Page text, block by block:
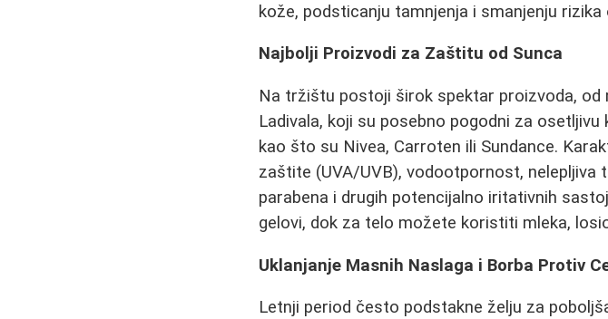
kože, podsticanju tamnjenja i smanjenju rizika
Najbolji Proizvodi za Zaštitu od Sunca
Na tržištu postoji širok spektar proizvoda, od
Ladivala, koji su posebno pogodni za
kao što su Nivea, Carroten ili Sundance.
zaštite (UVA/UVB), vodootpornost,
parabena i drugih potencijalno iritativnih
gelovi, dok za telo možete koristiti mleka,
Uklanjanje Masnih Naslaga i Borba Protiv
Letnji period često podstakne želju za